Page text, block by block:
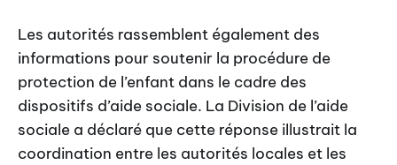
Les autorités rassemblent également des
informations pour soutenir la procédure de
protection de l’enfant dans le cadre des
dispositifs d’aide sociale. La Division de l’aide
sociale a déclaré que cette réponse illustrait la
coordination entre les autorités locales et les